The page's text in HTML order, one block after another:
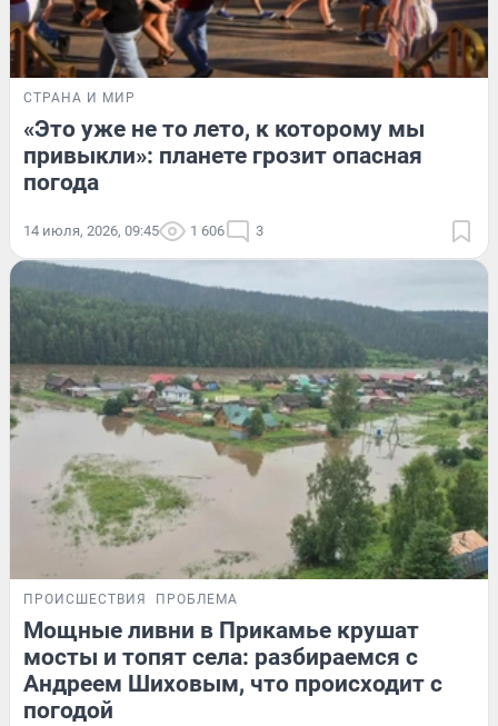
СТРАНА И МИР
«Это уже не то лето, к которому мы
привыкли»: планете грозит опасная
погода
14 июля, 2026, 09:45 1 606 3
ПРОИСШЕСТВИЯ ПРОБЛЕМА
Мощные ливни в Прикамье крушат
мосты и топят села: разбираемся с
Андреем Шиховым, что происходит с
погодой